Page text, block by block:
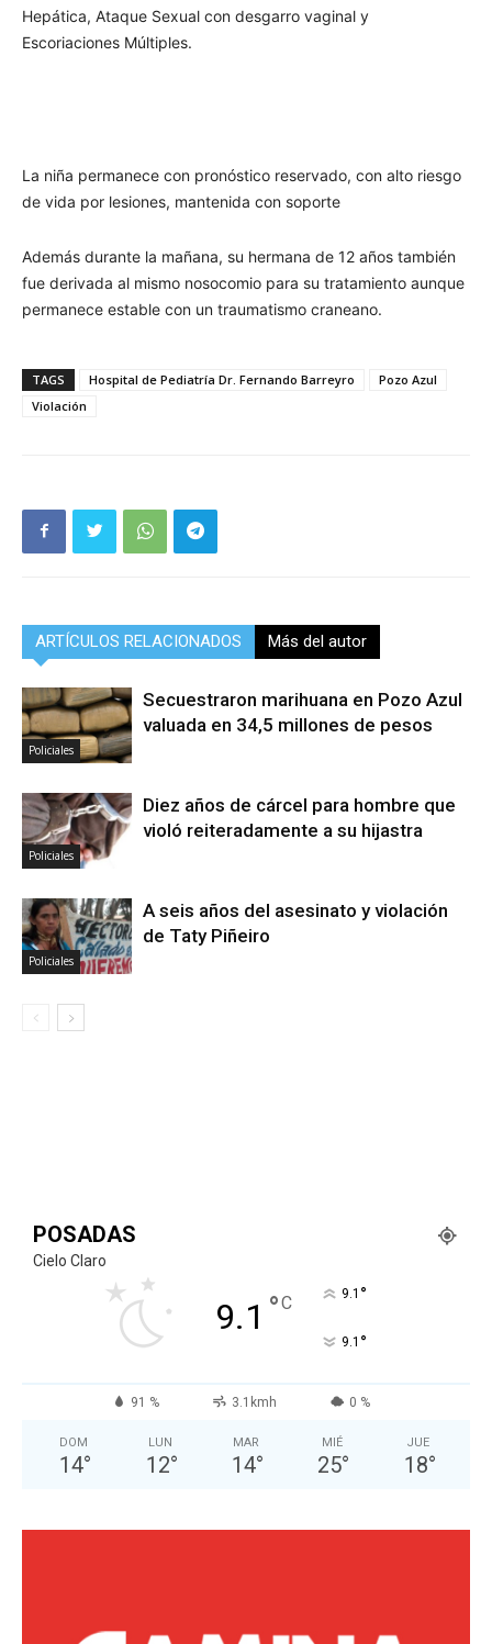
Hepática, Ataque Sexual con desgarro vaginal y
Escoriaciones Múltiples.
La niña permanece con pronóstico reservado, con alto riesgo
de vida por lesiones, mantenida con soporte
Además durante la mañana, su hermana de 12 años también
fue derivada al mismo nosocomio para su tratamiento aunque
permanece estable con un traumatismo craneano.
TAGS Hospital de Pediatría Dr. Fernando Barreyro
Pozo Azul
Violación
ARTÍCULOS RELACIONADOS Más del autor
Policiales
Secuestraron marihuana en Pozo Azul
valuada en 34,5 millones de pesos
Policiales
Diez años de cárcel para hombre que
violó reiteradamente a su hijastra
Policiales
A seis años del asesinato y violación
de Taty Piñeiro
POSADAS
Cielo Claro
9.1 °C 9.1 °
9.1 °
91 % 3.1kmh 0 %
DOM
14°
LUN
12°
MAR
14°
MIÉ
25°
JUE
18°